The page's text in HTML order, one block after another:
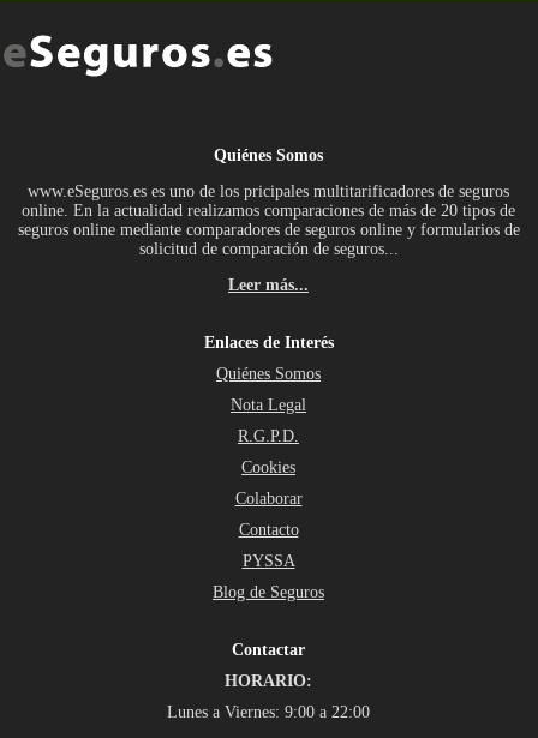
Quiénes Somos
www.eSeguros.es es uno de los pricipales multitarificadores de seguros
online. En la actualidad realizamos comparaciones de más de 20 tipos de
seguros online mediante comparadores de seguros online y formularios de
solicitud de comparación de seguros...
Leer más...
Enlaces de Interés
Quiénes Somos
Nota Legal
R.G.P.D.
Cookies
Colaborar
Contacto
PYSSA
Blog de Seguros
Contactar
HORARIO:
Lunes a Viernes: 9:00 a 22:00